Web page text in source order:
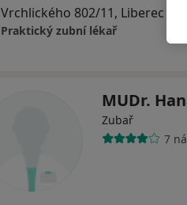
Vrchlického 802/11, Liberec
Praktický zubní lékař
MUDr.
Zubař
7